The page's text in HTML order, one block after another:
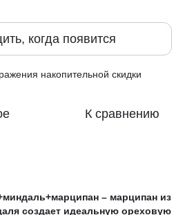
когда появится
накопительной скидки
К сравнению
– марципан из
создает идеальную ореховую